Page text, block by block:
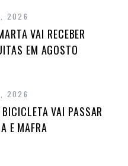
2026
VAI RECEBER
EM AGOSTO
2026
VAI PASSAR
E MAFRA